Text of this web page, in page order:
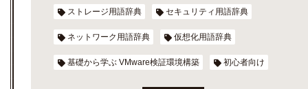
ストレージ用語辞典 セキュリティ用語辞典
ネットワーク用語辞典 仮想化用語辞典
基礎から学ぶ VMware検証環境構築 初心者向け